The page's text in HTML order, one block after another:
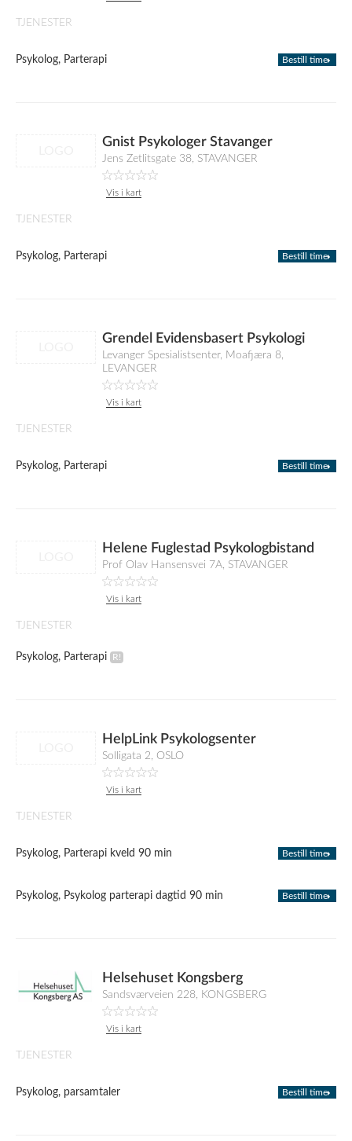
TJENESTER
Psykolog, Parterapi Bestill time
Gnist Psykologer Stavanger
Jens Zetlitsgate 38, STAVANGER
Vis i kart
TJENESTER
Psykolog, Parterapi Bestill time
Grendel Evidensbasert Psykologi
Levanger Spesialistsenter, Moafjæra 8,
LEVANGER
Vis i kart
TJENESTER
Psykolog, Parterapi Bestill time
Helene Fuglestad Psykologbistand
Prof Olav Hansensvei 7A, STAVANGER
Vis i kart
TJENESTER
Psykolog, Parterapi
HelpLink Psykologsenter
Solligata 2, OSLO
Vis i kart
TJENESTER
Psykolog, Parterapi kveld 90 min Bestill time
Psykolog, Psykolog parterapi dagtid 90 min Bestill time
Helsehuset Kongsberg
Sandsværveien 228, KONGSBERG
Vis i kart
TJENESTER
Psykolog, parsamtaler Bestill time